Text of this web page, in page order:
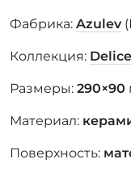
Фабрика: Azulev
Коллекция: Delice
Размеры: 290×90
Материал:
Поверхность: